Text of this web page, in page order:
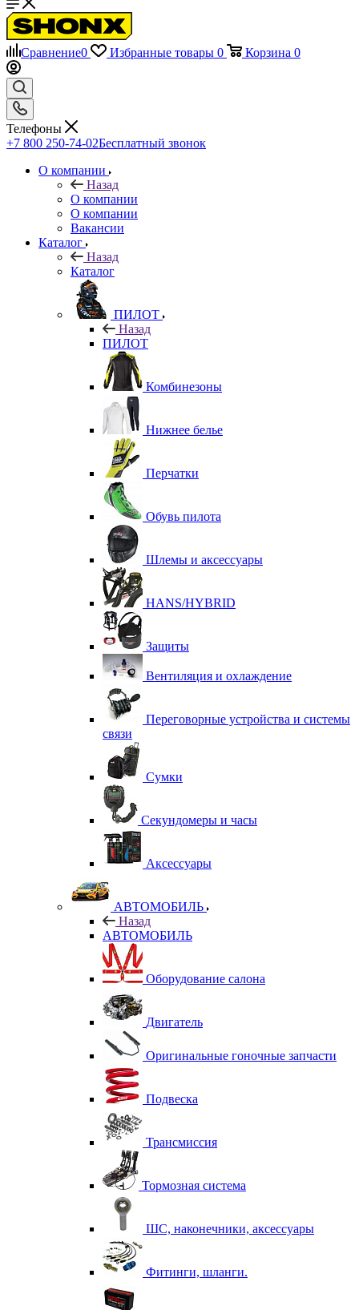
Сравнение0 Избранные товары 0 Корзина 0
Телефоны
+7 800 250-74-02Бесплатный звонок
О компании
Назад
О компании
О компании
Вакансии
Каталог
Назад
Каталог
ПИЛОТ
Назад
ПИЛОТ
Комбинезоны
Нижнее белье
Перчатки
Обувь пилота
Шлемы и аксессуары
HANS/HYBRID
Защиты
Вентиляция и охлаждение
Переговорные устройства и системы
связи
Сумки
Секундомеры и часы
Аксессуары
АВТОМОБИЛЬ
Назад
АВТОМОБИЛЬ
Оборудование салона
Двигатель
Оригинальные гоночные запчасти
Подвеска
Трансмиссия
Тормозная система
ШС, наконечники, аксессуары
Фитинги, шланги.